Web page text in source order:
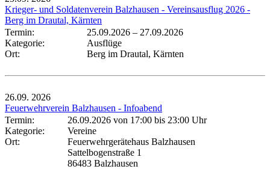
Krieger- und Soldatenverein Balzhausen - Vereinsausflug 2026 -
Berg im Drautal, Kärnten
Termin:
25.09.2026 – 27.09.2026
Kategorie:
Ausflüge
Ort:
Berg im Drautal, Kärnten
26.09. 2026
Feuerwehrverein Balzhausen - Infoabend
Termin:
26.09.2026 von 17:00 bis 23:00 Uhr
Kategorie:
Vereine
Ort:
Feuerwehrgerätehaus Balzhausen
Sattelbogenstraße 1
86483 Balzhausen